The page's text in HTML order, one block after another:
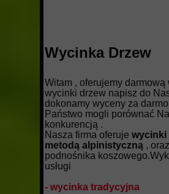
Wycinka Drzew
Witam , oferujemy darmową
wycinki drzew napisz do
dokonamy wyceny za
Państwo mogli porównać
konkurencją .
Nasza firma oferuje wycinki
metodą alpinistyczną ,
podnośnika
usługi
- wycinka tradycyjna